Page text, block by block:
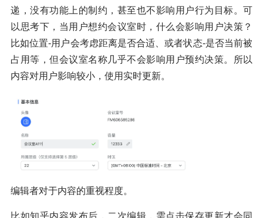
递，没有功能上的制约，甚至也不影响用户行为目标。可
以思考下，当用户想约会议室时，什么会影响用户决策？
比如位置-用户会考虑距离是否合适、或者状态-是否当前被
占用等，但会议室名称几乎不会影响用户预约决策。所以
内容对用户影响较小，使用实时更新。
编辑者对于内容的重视程度。